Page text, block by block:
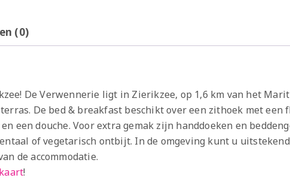
(0)
De Verwennerie ligt in Zierikzee, op 1,6 km van het
De bed & breakfast beschikt over een zithoek met een
een douche. Voor extra gemak zijn handdoeken en
of vegetarisch ontbijt. In de omgeving kunt u
de accommodatie.
kaart!